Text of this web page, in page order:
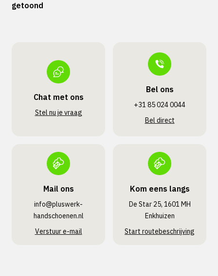
getoond
Chat met ons
Stel nu je vraag
Bel ons
+31 85 024 0044
Bel direct
Mail ons
info@pluswerk­
handschoenen.nl
Verstuur e-mail
Kom eens langs
De Star 25, 1601 MH
Enkhuizen
Start routebeschrijving